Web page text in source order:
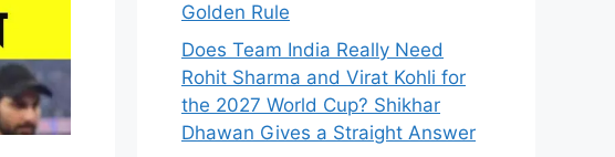
Golden Rule
Does Team India Really Need
Rohit Sharma and Virat Kohli for
the 2027 World Cup? Shikhar
Dhawan Gives a Straight Answer